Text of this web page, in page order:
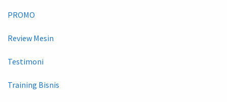
PROMO
Review Mesin
Testimoni
Training Bisnis